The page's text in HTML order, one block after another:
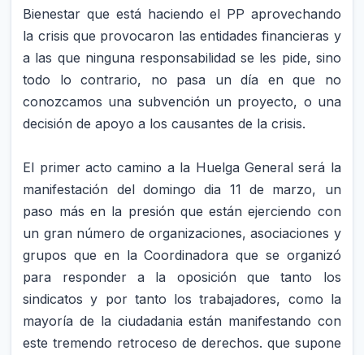
Bienestar que está haciendo el PP aprovechando
la crisis que provocaron las entidades financieras y
a las que ninguna responsabilidad se les pide, sino
todo lo contrario, no pasa un día en que no
conozcamos una subvención un proyecto, o una
decisión de apoyo a los causantes de la crisis.
El primer acto camino a la Huelga General será la
manifestación del domingo dia 11 de marzo, un
paso más en la presión que están ejerciendo con
un gran número de organizaciones, asociaciones y
grupos que en la Coordinadora que se organizó
para responder a la oposición que tanto los
sindicatos y por tanto los trabajadores, como la
mayoría de la ciudadania están manifestando con
este tremendo retroceso de derechos. que supone